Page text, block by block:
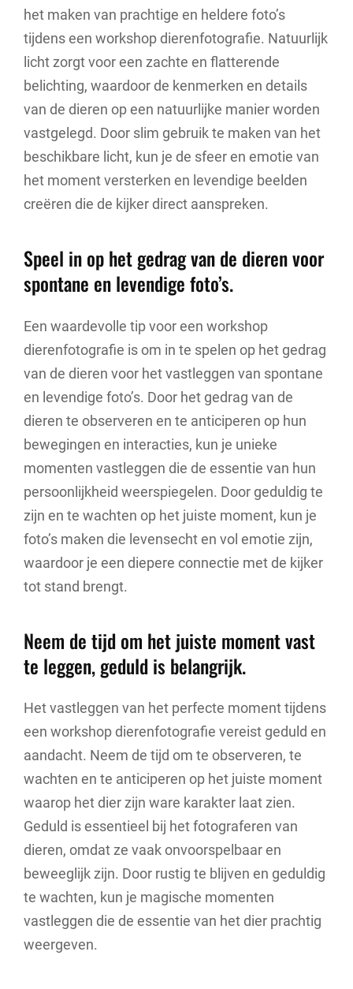
het maken van prachtige en heldere foto’s
tijdens een workshop dierenfotografie. Natuurlijk
licht zorgt voor een zachte en flatterende
belichting, waardoor de kenmerken en details
van de dieren op een natuurlijke manier worden
vastgelegd. Door slim gebruik te maken van het
beschikbare licht, kun je de sfeer en emotie van
het moment versterken en levendige beelden
creëren die de kijker direct aanspreken.
Speel in op het gedrag van de dieren voor
spontane en levendige foto’s.
Een waardevolle tip voor een workshop
dierenfotografie is om in te spelen op het gedrag
van de dieren voor het vastleggen van spontane
en levendige foto’s. Door het gedrag van de
dieren te observeren en te anticiperen op hun
bewegingen en interacties, kun je unieke
momenten vastleggen die de essentie van hun
persoonlijkheid weerspiegelen. Door geduldig te
zijn en te wachten op het juiste moment, kun je
foto’s maken die levensecht en vol emotie zijn,
waardoor je een diepere connectie met de kijker
tot stand brengt.
Neem de tijd om het juiste moment vast
te leggen, geduld is belangrijk.
Het vastleggen van het perfecte moment tijdens
een workshop dierenfotografie vereist geduld en
aandacht. Neem de tijd om te observeren, te
wachten en te anticiperen op het juiste moment
waarop het dier zijn ware karakter laat zien.
Geduld is essentieel bij het fotograferen van
dieren, omdat ze vaak onvoorspelbaar en
beweeglijk zijn. Door rustig te blijven en geduldig
te wachten, kun je magische momenten
vastleggen die de essentie van het dier prachtig
weergeven.